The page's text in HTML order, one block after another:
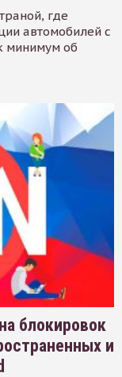
где
автомобилей с
минимум об
блокировок
и